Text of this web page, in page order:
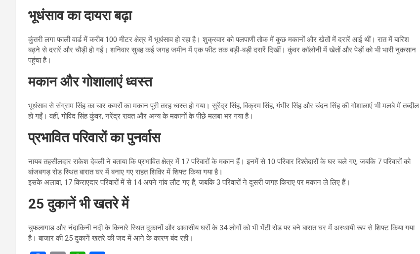
भूधंसाव का दायरा बढ़ा
कुंतरी लगा फाली वार्ड में करीब 100 मीटर क्षेत्र में भूधंसाव हो रहा है। शुक्रवार को पलपाणी तोक में कुछ मकानों और खेतों में दरारें आई थीं। रात में बारिश
बढ़ने से दरारें और चौड़ी हो गईं। शनिवार सुबह कई जगह जमीन में एक फीट तक बड़ी-बड़ी दरारें दिखीं। कुंवर कॉलोनी में खेतों और पेड़ों को भी भारी नुकसान
पहुंचा है।
मकान और गोशालाएं ध्वस्त
भूधंसाव से संग्राम सिंह का चार कमरों का मकान पूरी तरह ध्वस्त हो गया। सुरेंद्र सिंह, विक्रम सिंह, गंभीर सिंह और चंदन सिंह की गोशालाएं भी मलबे में तब्दील
हो गईं। वहीं, गोविंद सिंह कुंवर, नरेंद्र रावत और अन्य के मकानों के पीछे मलबा भर गया है।
प्रभावित परिवारों का पुनर्वास
नायब तहसीलदार राकेश देवली ने बताया कि प्रभावित क्षेत्र में 17 परिवारों के मकान हैं। इनमें से 10 परिवार रिश्तेदारों के घर चले गए, जबकि 7 परिवारों को
बांजबगड़ रोड स्थित बारात घर में बनाए गए राहत शिविर में शिफ्ट किया गया है।
इसके अलावा, 17 किराएदार परिवारों में से 14 अपने गांव लौट गए हैं, जबकि 3 परिवारों ने दूसरी जगह किराए पर मकान ले लिए हैं।
25 दुकानें भी खतरे में
चुफलागाड और नंदाकिनी नदी के किनारे स्थित दुकानों और आवासीय घरों के 34 लोगों को भी भेंटी रोड पर बने बारात घर में अस्थायी रूप से शिफ्ट किया गया
है। बाजार की 25 दुकानें खतरे की जद में आने के कारण बंद रही।